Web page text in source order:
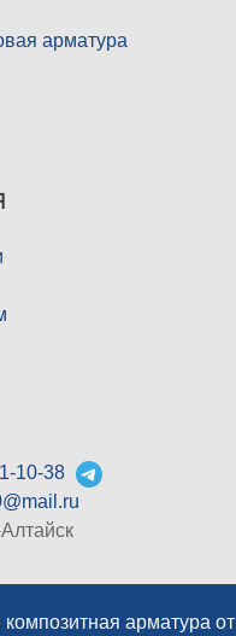
арматура
10-38
арматура от